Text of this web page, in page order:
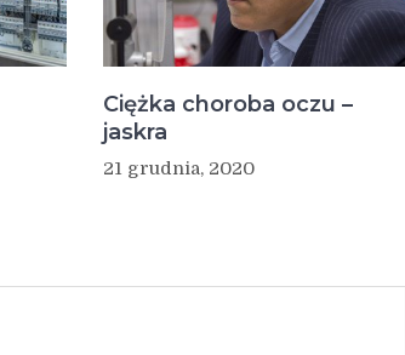
Ciężka choroba oczu –
jaskra
21 grudnia, 2020